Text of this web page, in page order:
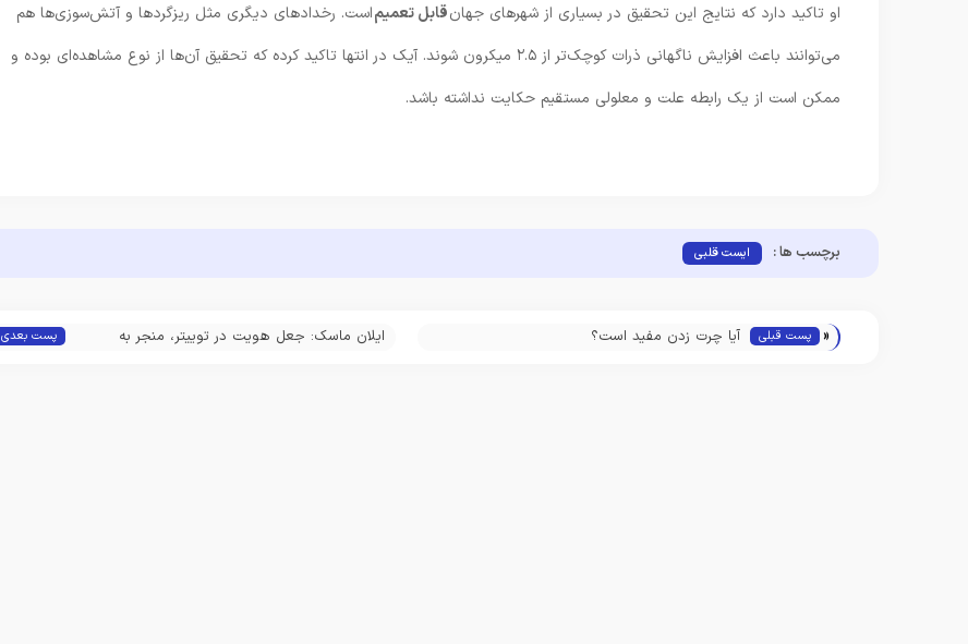
او تاکید دارد که نتایج این تحقیق در بسیاری از شهرهای جهانقابل تعمیماست. رخدادهای دیگری مثل ریزگردها و آتش‌سوزی‌ها هم
می‌توانند باعث افزایش ناگهانی ذرات کوچک‌تر از ۲.۵ میکرون شوند. آیک در انتها تاکید کرده که تحقیق آن‌ها از نوع مشاهده‌ای بوده و
ممکن است از یک رابطه علت و معلولی مستقیم حکایت نداشته باشد.
برچسب ها : ایست قلبی
« پست قبلی آیا چرت زدن مفید است؟
ایلان ماسک: جعل هویت در توییتر، منجر به
پست بعدی